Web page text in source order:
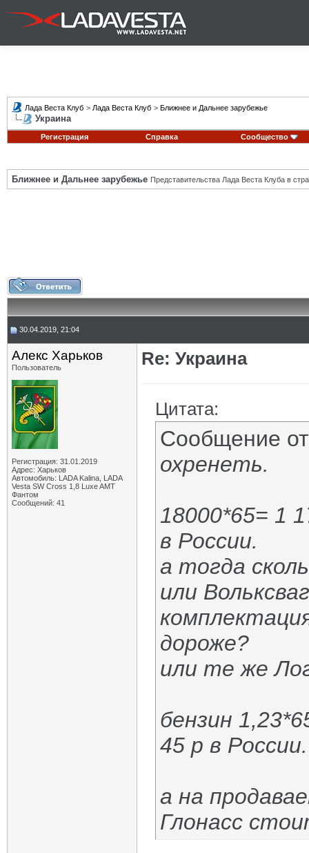
Лада Веста Клуб > Лада Веста Клуб > Ближнее и Дальнее зарубежье
Украина
Регистрация Справка Сообщество
Ближнее и Дальнее зарубежье Представительства Лада Веста Клуба в
30.04.2019, 21:04
Алекс Харьков
Пользователь
Регистрация: 31.01.2019
Адрес: Харьков
Автомобиль: LADA Kalina, LADA
Vesta SW Cross 1,8 Luxe AMT
Фантом
Сообщений: 41
Re: Украина
Цитата:
Сообщение
охренеть.
18000*65= 1
в России.
а тогда
или
дороже?
или те же
бензин
45 р в России.
а на
Глонасс